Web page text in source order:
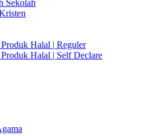
Sekolah
Halal | Reguler
Halal | Self Declare